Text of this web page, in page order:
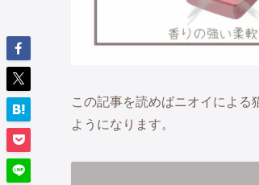
この記事を読めばニオイによる
ようになります。